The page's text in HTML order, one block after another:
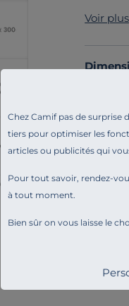
Chez Camif pas de surprise
tiers pour optimiser les
articles ou publicités qui
Pour tout savoir, rendez-
à tout moment.
Bien sûr on vous laisse le
Voir plus